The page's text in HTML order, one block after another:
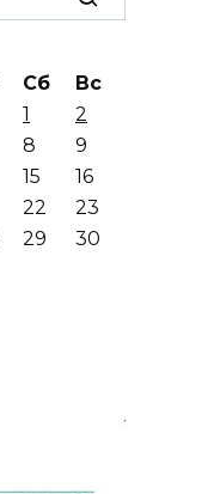
Сб
Вс
1
2
8
9
15
16
22
23
29
30